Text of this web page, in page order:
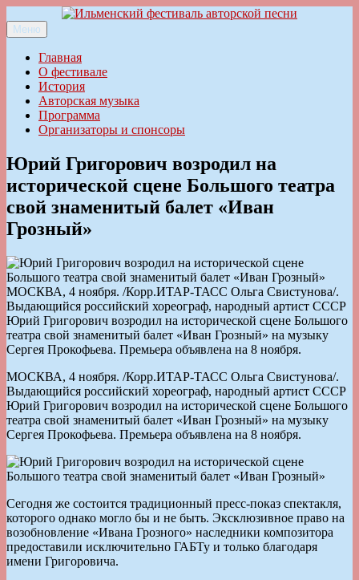
к
содержимому
Ильменский фестиваль авторской песни
Меню
Главная
О фестивале
История
Авторская музыка
Программа
Организаторы и спонсоры
Юрий Григорович возродил на
исторической сцене Большого театра
свой знаменитый балет «Иван
Грозный»
МОСКВА, 4 ноября. /Корр.ИТАР-ТАСС Ольга Свистунова/.
Выдающийся российский хореограф, народный артист СССР
Юрий Григорович возродил на исторической сцене Большого
театра свой знаменитый балет «Иван Грозный» на музыку
Сергея Прокофьева. Премьера объявлена на 8 ноября.
МОСКВА, 4 ноября. /Корр.ИТАР-ТАСС Ольга Свистунова/.
Выдающийся российский хореограф, народный артист СССР
Юрий Григорович возродил на исторической сцене Большого
театра свой знаменитый балет «Иван Грозный» на музыку
Сергея Прокофьева. Премьера объявлена на 8 ноября.
Сегодня же состоится традиционный пресс-показ спектакля,
которого однако могло бы и не быть. Эксклюзивное право на
возобновление «Ивана Грозного» наследники композитора
предоставили исключительно ГАБТу и только благодаря
имени Григоровича.